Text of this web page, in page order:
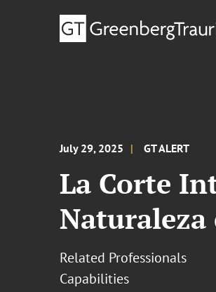
July 29, 2025 GT ALERT
La Corte
Naturaleza
Related Professionals
Capabilities